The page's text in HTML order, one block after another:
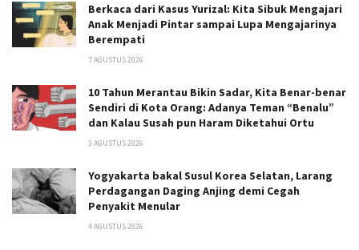
Berkaca dari Kasus Yurizal: Kita Sibuk Mengajari
Anak Menjadi Pintar sampai Lupa Mengajarinya
Berempati
7 AGUSTUS 2026
10 Tahun Merantau Bikin Sadar, Kita Benar-benar
Sendiri di Kota Orang: Adanya Teman “Benalu”
dan Kalau Susah pun Haram Diketahui Ortu
3 AGUSTUS 2026
Yogyakarta bakal Susul Korea Selatan, Larang
Perdagangan Daging Anjing demi Cegah
Penyakit Menular
4 AGUSTUS 2026